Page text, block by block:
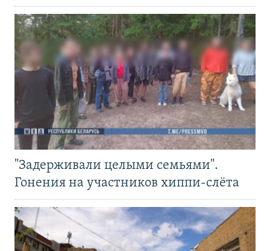
"Задерживали целыми семьями".
Гонения на участников хиппи-слёта